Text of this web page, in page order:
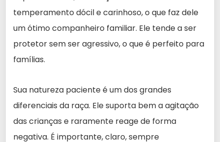
temperamento dócil e carinhoso, o que faz dele
um ótimo companheiro familiar. Ele tende a ser
protetor sem ser agressivo, o que é perfeito para
famílias.
Sua natureza paciente é um dos grandes
diferenciais da raça. Ele suporta bem a agitação
das crianças e raramente reage de forma
negativa. É importante, claro, sempre